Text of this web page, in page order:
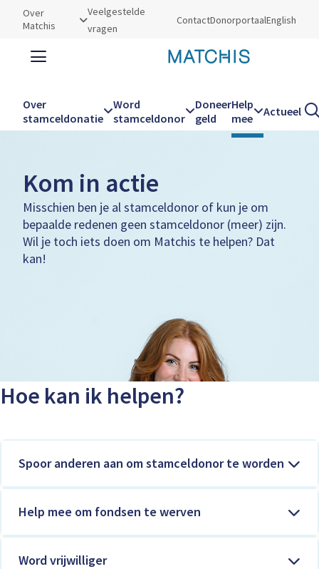
Utilities
Over
Matchis
Veelgestelde
vragen
ContactDonorportaalEnglish
Over
stamceldonatie
Word
stamceldonor
Doneer
geld
Help
mee
Actueel
Kruimelpad
Home Help mee Kom in actie
Kom in actie
Misschien ben je al stamceldonor of kun je om
bepaalde redenen geen stamceldonor (meer) zijn.
Wil je toch iets doen om Matchis te helpen? Dat
kan!
Hoe kan ik helpen?
Spoor anderen aan om stamceldonor te worden
Help mee om fondsen te werven
Word vrijwilliger